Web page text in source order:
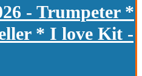
- Trumpeter *
* I love Kit -